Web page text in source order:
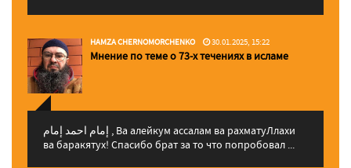
HAMZA CHERNOMORCHENKO 30.01.2025, 15:22
Мнение по теме о 73-х течениях в исламе
إمام احمد إمام , Ва алейкум ассалам ва рахматуЛлахи
ва баракятух! Спасибо брат за то что попробовал ...